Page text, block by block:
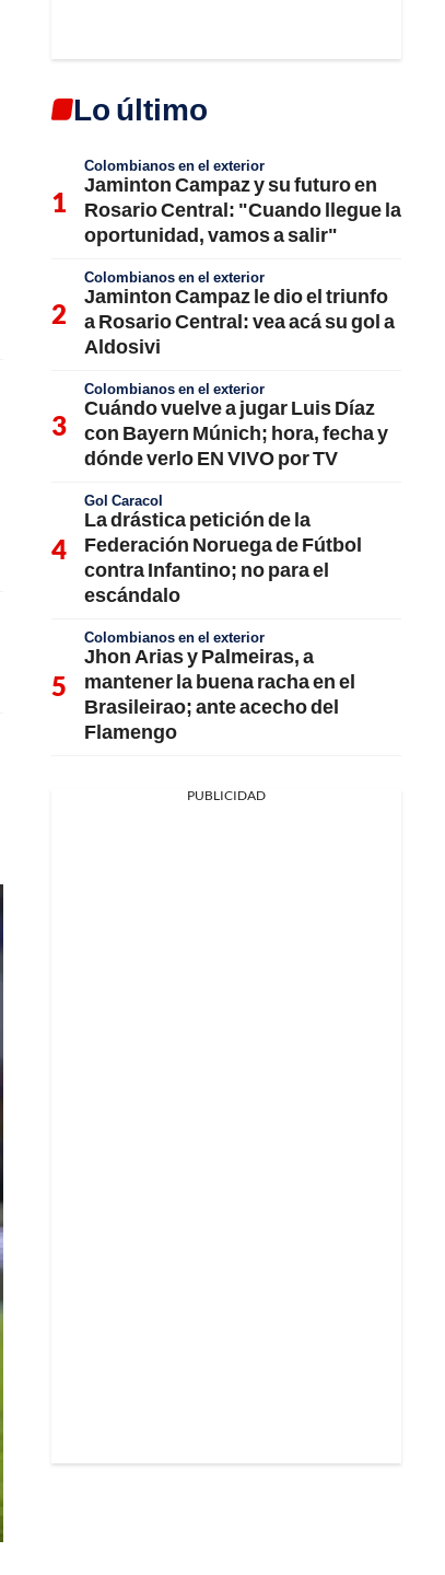
Lo último
Colombianos en el exterior
Jaminton Campaz y su futuro en
Rosario Central: "Cuando llegue la
oportunidad, vamos a salir"
Colombianos en el exterior
Jaminton Campaz le dio el triunfo
a Rosario Central: vea acá su gol a
Aldosivi
Colombianos en el exterior
Cuándo vuelve a jugar Luis Díaz
con Bayern Múnich; hora, fecha y
dónde verlo EN VIVO por TV
Gol Caracol
La drástica petición de la
Federación Noruega de Fútbol
contra Infantino; no para el
escándalo
Colombianos en el exterior
Jhon Arias y Palmeiras, a
mantener la buena racha en el
Brasileirao; ante acecho del
Flamengo
PUBLICIDAD